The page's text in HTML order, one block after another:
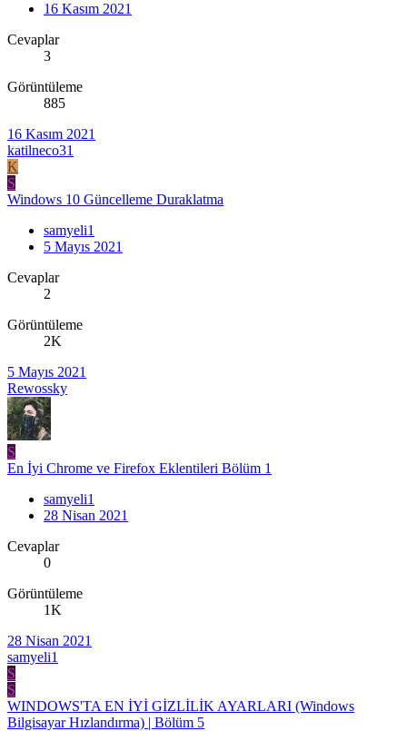
16 Kasım 2021
Cevaplar
3
Görüntüleme
885
16 Kasım 2021
katilneco31
K
S
Windows 10 Güncelleme Duraklatma
samyeli1
5 Mayıs 2021
Cevaplar
2
Görüntüleme
2K
5 Mayıs 2021
Rewossky
S
En İyi Chrome ve Firefox Eklentileri Bölüm 1
samyeli1
28 Nisan 2021
Cevaplar
0
Görüntüleme
1K
28 Nisan 2021
samyeli1
S
S
WINDOWS'TA EN İYİ GİZLİLİK AYARLARI (Windows
Bilgisayar Hızlandırma) | Bölüm 5